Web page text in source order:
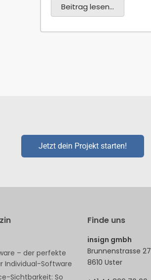
Beitrag lesen...
Jetzt dein Projekt starten!
– der perfekte
Individual-Software
Sichtbarkeit: So
Finde uns
insign gmbh
Brunnenstrasse 27
8610 Uster